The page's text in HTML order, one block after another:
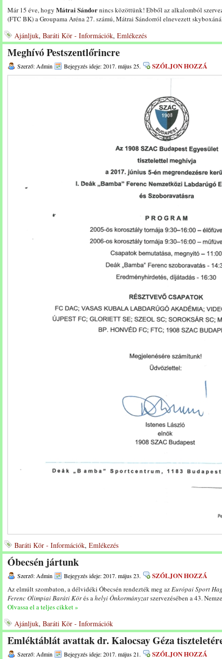
Már 15 éve, hogy Mátrai Sándornincs közöttünk! Ebből az alkalomból
(FTC BK) a Groupama Aréna 27. számú, Mátrai Sándorról elnevezett
Ajánljuk, Baráti Kör - Információk, Emlékezés
Meghívó Pestszentlőrincre
Szerző: Admin Bejegyzés ideje: 2017. május 25. SZÓLJON HOZZÁ
Baráti Kör - Információk, Emlékezés
Óbecsén jártunk
Szerző: Admin Bejegyzés ideje: 2017. május 23. SZÓLJON HOZZÁ
Az elmúlt szombaton, a délvidéki Óbecsén rendezték meg azEurópai Sport
Ferenc Olimpiai Baráti Körés ahelyi Önkormányzatszervezésében a 43.
Olvassa el a teljes cikket »
Ajánljuk, Baráti Kör - Információk
Emléktáblát avattak dr. Kalocsay Géza
Szerző: Admin Bejegyzés ideje: 2017. május 21. SZÓLJON HOZZÁ